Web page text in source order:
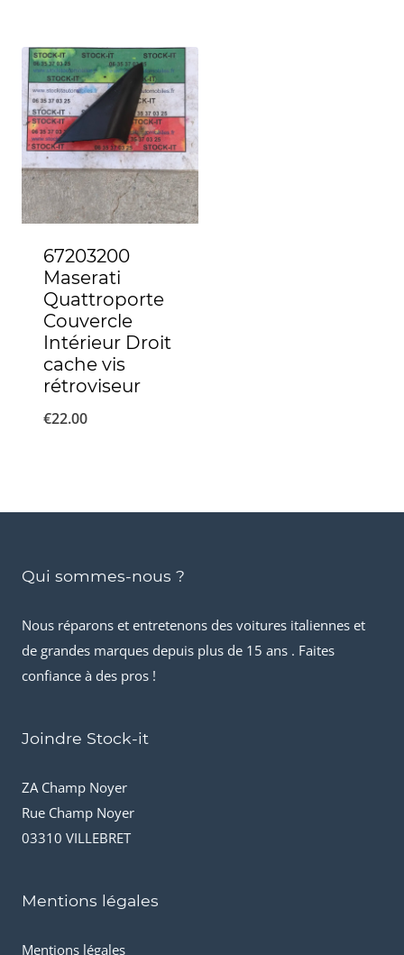
67203200
Maserati
Quattroporte
Couvercle
Intérieur Droit
cache vis
rétroviseur
€22.00
Qui sommes-nous ?
Nous réparons et entretenons des voitures italiennes et
de grandes marques depuis plus de 15 ans . Faites
confiance à des pros !
Joindre Stock-it
ZA Champ Noyer
Rue Champ Noyer
03310 VILLEBRET
Mentions légales
Mentions légales